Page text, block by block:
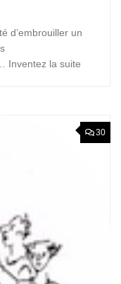
d’embrouiller un
Inventez la suite
30